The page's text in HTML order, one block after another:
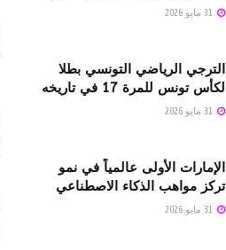
الترجي الرياضي التونسي بطلا
لكأس تونس للمرة 17 في تاريخه
الإمارات الأولى عالمياً في نمو
تركز مواهب الذكاء الاصطناعي